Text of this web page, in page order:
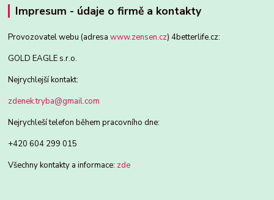
Impresum - údaje o firmě a kontakty
Provozovatel webu (adresawww.zensen.cz) 4betterlife.cz:
GOLD EAGLE s.r.o.
Nejrychlejší kontakt:
zdenek.tryba@gmail.com
Nejrychleší telefon během pracovního dne:
+420 604 299 015
Všechny kontakty a informace: zde